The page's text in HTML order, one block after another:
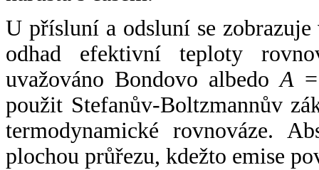
U přísluní a odsluní se
odhad efektivní teploty
uvažováno Bondovo albedoA
použit Stefanův-Boltzmannův
termodynamické rovnováze.
plochou průřezu, kdežto emise